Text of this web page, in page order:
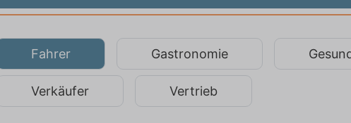
Fahrer Gastronomie
Verkäufer Vertrieb